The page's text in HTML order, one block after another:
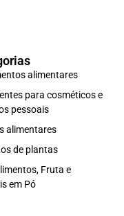
alimentares
para cosméticos e
pessoais
alimentares
de plantas
Fruta e
em Pó